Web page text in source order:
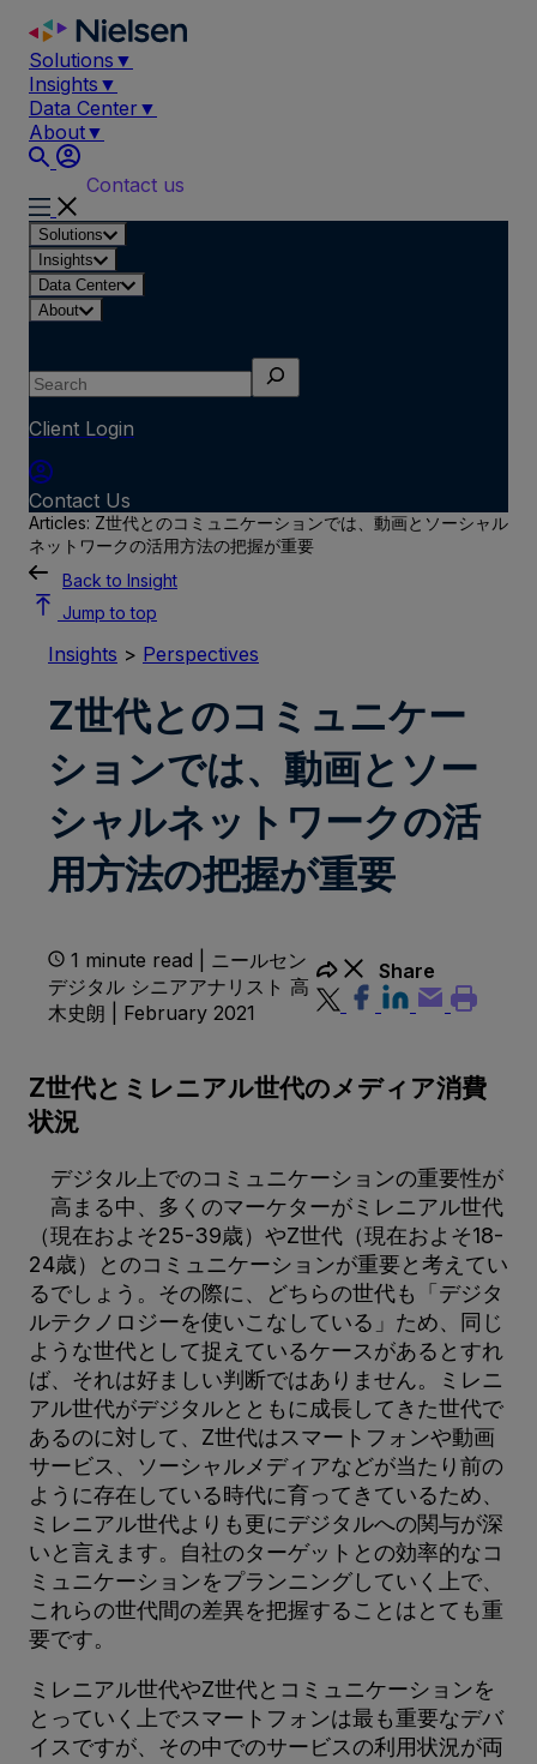
Skip
content
Solutions ▼
Insights ▼
Data Center ▼
About▼
Contact us
Solutions
Insights
Data Center
About
Search
Client Login
Contact Us
Articles: Z世代とのコミュニケーションでは、動画とソーシャル
ネットワークの活用方法の把握が重要
Back to Insight
Jump to top
Insights > Perspectives
Z世代とのコミュニケー
ションでは、動画とソー
シャルネットワークの活
用方法の把握が重要
1 minute read | ニールセン
デジタル シニアアナリスト 高
木史朗 | February 2021
Share
Z世代とミレニアル世代のメディア消費
状況
デジタル上でのコミュニケーションの重要性が
高まる中、多くのマーケターがミレニアル世代
（現在およそ25-39歳）やZ世代（現在およそ18-
24歳）とのコミュニケーションが重要と考えてい
るでしょう。その際に、どちらの世代も「デジタ
ルテクノロジーを使いこなしている」ため、同じ
ような世代として捉えているケースがあるとすれ
ば、それは好ましい判断ではありません。ミレニ
アル世代がデジタルとともに成長してきた世代で
あるのに対して、Z世代はスマートフォンや動画
サービス、ソーシャルメディアなどが当たり前の
ように存在している時代に育ってきているため、
ミレニアル世代よりも更にデジタルへの関与が深
いと言えます。自社のターゲットとの効率的なコ
ミュニケーションをプランニングしていく上で、
これらの世代間の差異を把握することはとても重
要です。
ミレニアル世代やZ世代とコミュニケーションを
とっていく上でスマートフォンは最も重要なデバ
イスですが、その中でのサービスの利用状況が両